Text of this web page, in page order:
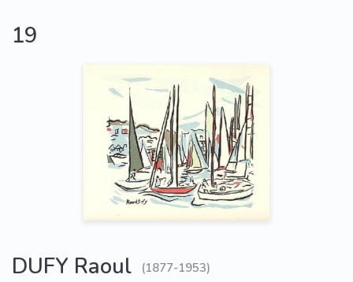
19
DUFY Raoul (1877-1953)